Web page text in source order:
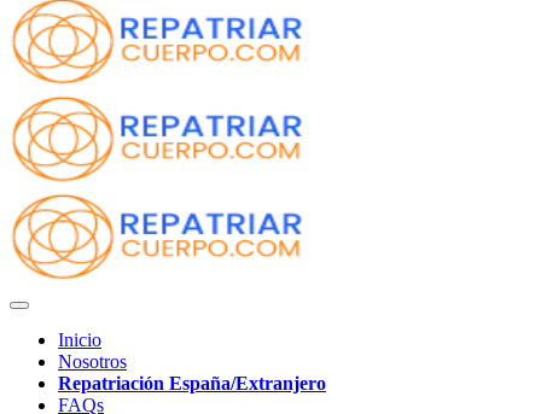
Inicio
Nosotros
Repatriación España/Extranjero
FAQs